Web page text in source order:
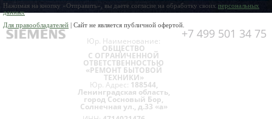
Нажимая на кнопку «Отправить», вы даете согласие на обработку своих персональных
данных
Для правообладателей | Сайт не является публичной офертой.
+7 499 501 34 75
Юр. Наименование:
ОБЩЕСТВО
С ОГРАНИЧЕННОЙ
ОТВЕТСТВЕННОСТЬЮ
«РЕМОНТ БЫТОВОЙ
ТЕХНИКИ»
Юр. Адрес: 188544,
Ленинградская область,
город Сосновый Бор,
Солнечная ул., д.33 «а»